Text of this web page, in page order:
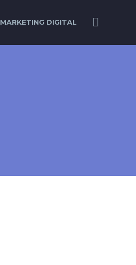
MARKETING DIGITAL